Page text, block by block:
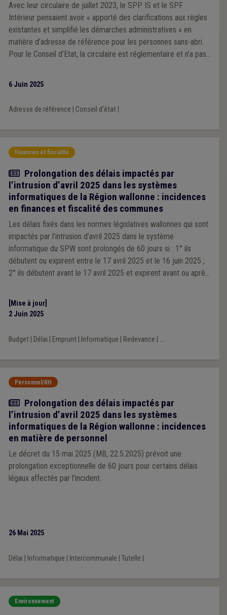
Avec leur circulaire de juillet 2023, le SPP IS et le SPF
Intérieur pensaient avoir « apporté des clarifications aux règles
existantes et simplifié les démarches administratives » en
matière d’adresse de référence pour les personnes sans-abri.
Pour le Conseil d’Etat, la circulaire est réglementaire et n’a pas
6 Juin 2025
Adresse de référence Conseil d'état|
Finances et fiscalité
Actualité
Prolongation des délais impactés par
l’intrusion d’avril 2025 dans les systèmes
informatiques de la Région wallonne : incidences
en finances et fiscalité des communes
Les délais fixés dans les normes législatives wallonnes qui sont
impactés par l’intrusion d’avril 2025 dans le système
informatique du SPW sont prolongés de 60 jours si : 1° ils
débutent ou expirent entre le 17 avril 2025 et le 16 juin 2025 ;
2° ils débutent avant le 17 avril 2025 et expirent avant ou après
[Mise à jour]
2 Juin 2025
Budget| Délai Emprunt| Informatique Redevance ...
Personnel/RH
Actualité
Prolongation des délais impactés par
l’intrusion d’avril 2025 dans les systèmes
informatiques de la Région wallonne : incidences
en matière de personnel
Le décret du 15 mai 2025 (MB, 22.5.2025) prévoit une
prolongation exceptionnelle de 60 jours pour certains délais
légaux affectés par l'incident.
26 Mai 2025
Délai Informatique Intercommunale Tutelle
Environnement